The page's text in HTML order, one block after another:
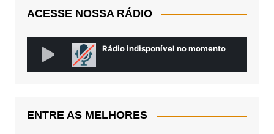
ACESSE NOSSA RÁDIO
ENTRE AS MELHORES